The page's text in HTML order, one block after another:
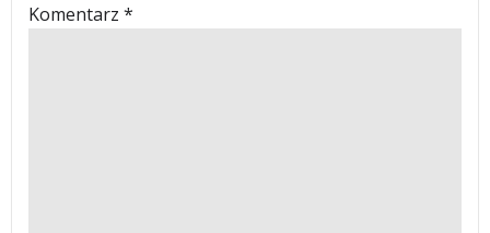
Komentarz *